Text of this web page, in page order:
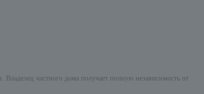
частного дома получает полную независимость от